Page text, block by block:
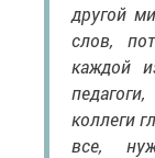
другой
слов,
каждой
коллеги
все,